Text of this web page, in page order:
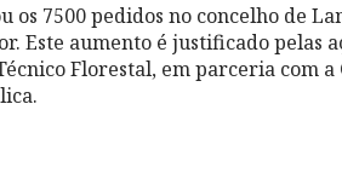
7500 pedidos no concelho de
Este aumento é justificado pelas
Florestal, em parceria com